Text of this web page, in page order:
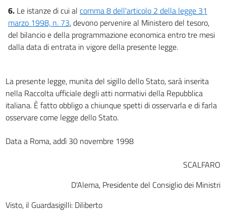
6. Le istanze di cui al comma 8 dell'articolo 2 della legge 31
marzo 1998, n. 73, devono pervenire al Ministero del tesoro,
del bilancio e della programmazione economica entro tre mesi
dalla data di entrata in vigore della presente legge.
La presente legge, munita del sigillo dello Stato, sarà inserita
nella Raccolta ufficiale degli atti normativi della Repubblica
italiana. È fatto obbligo a chiunque spetti di osservarla e di farla
osservare come legge dello Stato.
Data a Roma, addì 30 novembre 1998
SCALFARO
D'Alema, Presidente del Consiglio dei Ministri
Visto, il Guardasigilli: Diliberto